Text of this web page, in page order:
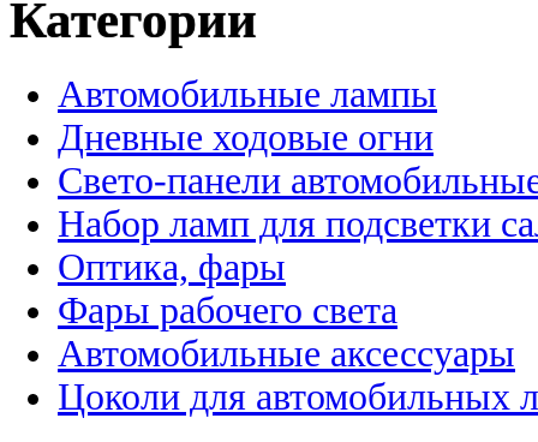
Категории
Автомобильные лампы
Дневные ходовые огни
Свето-панели
Набор ламп для подсветки
Оптика, фары
Фары рабочего света
Автомобильные аксессуары
Цоколи для автомобильных